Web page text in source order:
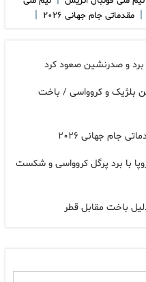
| مقدماتی جام جهانی ۲۰۲۶ |
برد و صدرنشین صعود کرد
بلژیک و کروواسی / باخت
جام جهانی ۲۰۲۶
جام جهانی ۲۰۲۶ در اروپا با برد پرگل کروواسی و شکست
باخت مقابل قطر